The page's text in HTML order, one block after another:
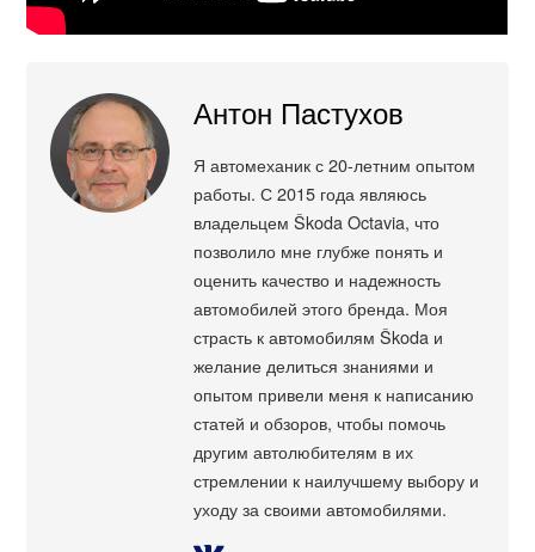
Антон Пастухов
Я автомеханик с 20-летним опытом
работы. С 2015 года являюсь
владельцем Škoda Octavia, что
позволило мне глубже понять и
оценить качество и надежность
автомобилей этого бренда. Моя
страсть к автомобилям Škoda и
желание делиться знаниями и
опытом привели меня к написанию
статей и обзоров, чтобы помочь
другим автолюбителям в их
стремлении к наилучшему выбору и
уходу за своими автомобилями.